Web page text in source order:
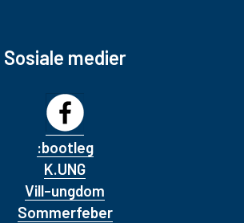
Sosiale medier
:bootleg
K.UNG
Vill-ungdom
Sommerfeber